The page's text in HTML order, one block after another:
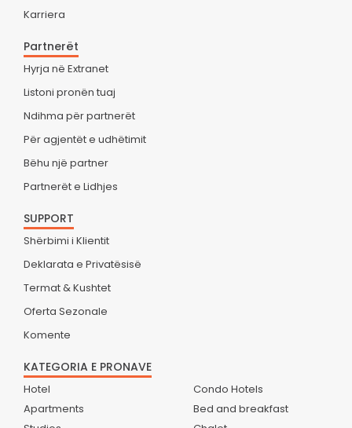
Karriera
Partnerët
Hyrja në Extranet
Listoni pronën tuaj
Ndihma për partnerët
Për agjentët e udhëtimit
Bëhu një partner
Partnerët e Lidhjes
SUPPORT
Shërbimi i Klientit
Deklarata e Privatësisë
Termat & Kushtet
Oferta Sezonale
Komente
KATEGORIA E PRONAVE
Hotel
Apartments
Condo Hotels
Bed and breakfast